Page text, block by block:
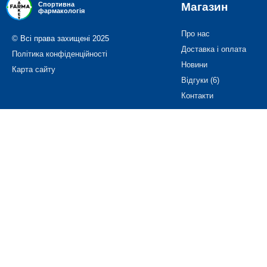
Спортивна
фармакологія
© Всі права захищені 2025
Політика конфіденційності
Карта сайту
Магазин
Про нас
Доставка і оплата
Новини
Відгуки (6)
Контакти